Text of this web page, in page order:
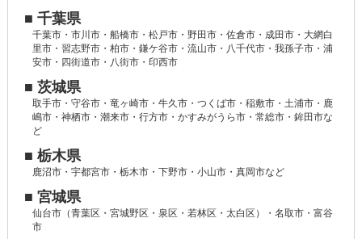
■ 千葉県
千葉市・市川市・船橋市・松戸市・野田市・佐倉市・成田市・大網白
里市・習志野市・柏市・鎌ケ谷市・流山市・八千代市・我孫子市・浦
安市・四街道市・八街市・印西市
■ 茨城県
取手市・守谷市・竜ヶ崎市・牛久市・つくば市・稲敷市・土浦市・鹿
嶋市・神栖市・潮来市・行方市・かすみがうら市・常総市・鉾田市な
ど
■ 栃木県
鹿沼市・宇都宮市・栃木市・下野市・小山市・真岡市など
■ 宮城県
仙台市（青葉区・宮城野区・泉区・若林区・太白区）・名取市・富谷
市